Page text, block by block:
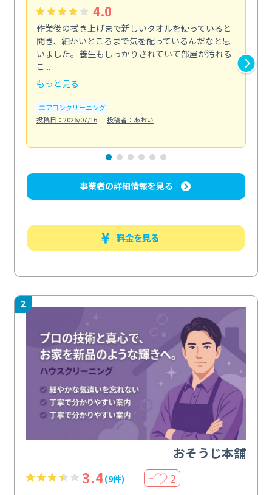
4.0
作業後の拭き上げまで新しいタオルを使っていると
聞き、細かいところまで気を配っているんだなと思
いました。養生もしっかりされていて部屋が汚れる
こ...
もっと見る
エアコンクリーニング
投稿日：2026/07/16
投稿者：あおい
事業者の詳細情報を見る
料金を見る
2
おそうじ本舗
3.4(9件) ＋ 2